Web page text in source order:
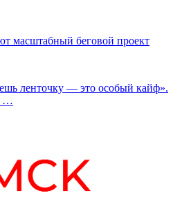
масштабный беговой проект
ленточку — это особый кайф».
…